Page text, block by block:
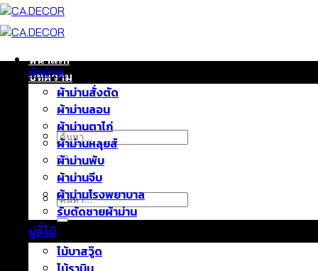
ข้าม
ยัง
หน้าแรก
บทความ
ติดต่อเรา
เกี่ยวกับเรา
ค้นหา:
ค้นหา:
ผ้าม่าน
ผ้าม่านสั่งตัด
ผ้าม่านลอน
ผ้าม่านตาไก่
ผ้าม่านหลุยส์
ผ้าม่านพับ
ผ้าม่านจีบ
ผ้าม่านโรงพยาบาล
รับตัดชายผ้าม่าน
มู่ลี่ไม้
ไม้บาสวู๊ด